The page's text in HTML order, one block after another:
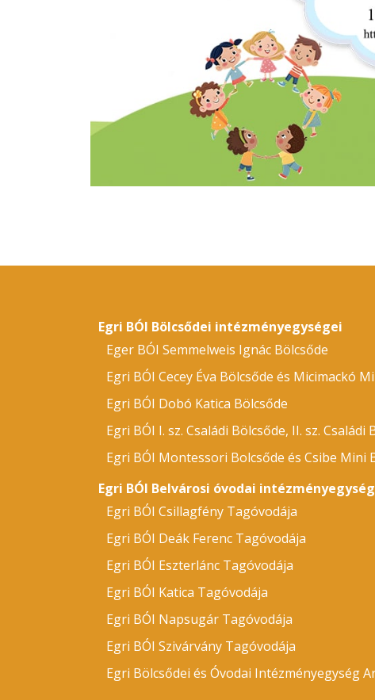
Egri BÓI Bölcsődei intézményegységei
Eger BÓI Semmelweis Ignác Bölcsőde
Egri BÓI Cecey Éva Bölcsőde és Micimackó
Egri BÓI Dobó Katica Bölcsőde
Egri BÓI I. sz. Családi Bölcsőde, II. sz. Családi
Egri BÓI Montessori Bolcsőde és Csibe Mini
Egri BÓI Belvárosi óvodai intézményegység
Egri BÓI Csillagfény Tagóvodája
Egri BÓI Deák Ferenc Tagóvodája
Egri BÓI Eszterlánc Tagóvodája
Egri BÓI Katica Tagóvodája
Egri BÓI Napsugár Tagóvodája
Egri BÓI Szivárvány Tagóvodája
Egri Bölcsődei és Óvodai Intézményegység